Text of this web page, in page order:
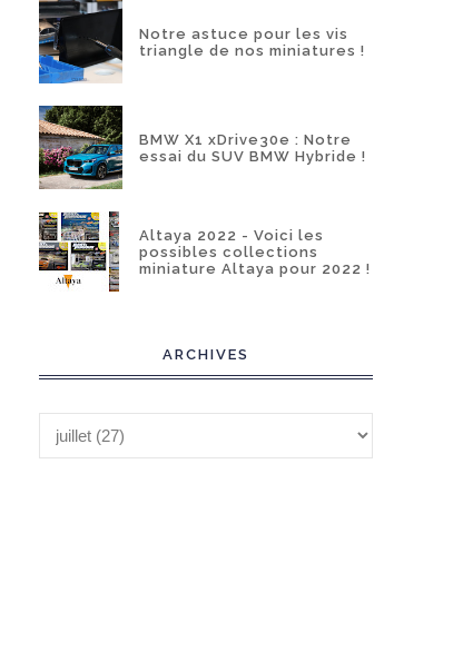
Notre astuce pour les vis
triangle de nos miniatures !
BMW X1 xDrive30e : Notre
essai du SUV BMW Hybride !
Altaya 2022 - Voici les
possibles collections
miniature Altaya pour 2022 !
ARCHIVES